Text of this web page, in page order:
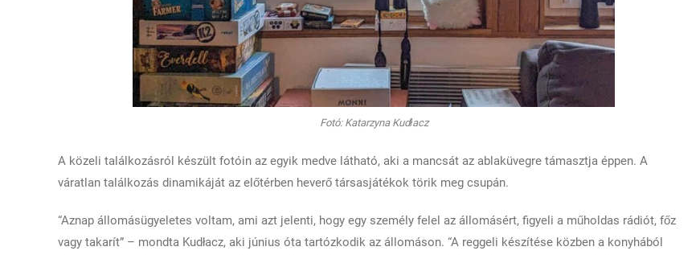
Fotó: Katarzyna Kudłacz
A közeli találkozásról készült fotóin az egyik medve látható, aki a mancsát az ablaküvegre támasztja éppen. A
váratlan találkozás dinamikáját az előtérben heverő társasjátékok törik meg csupán.
“Aznap állomásügyeletes voltam, ami azt jelenti, hogy egy személy felel az állomásért, figyeli a műholdas rádiót, főz
vagy takarít” – mondta Kudłacz, aki június óta tartózkodik az állomáson. “A reggeli készítése közben a konyhából